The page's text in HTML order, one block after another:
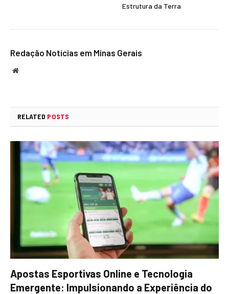
Estrutura da Terra
Redação Notícias em Minas Gerais
Website
RELATED POSTS
Apostas Esportivas Online e Tecnologia
Emergente: Impulsionando a Experiência do